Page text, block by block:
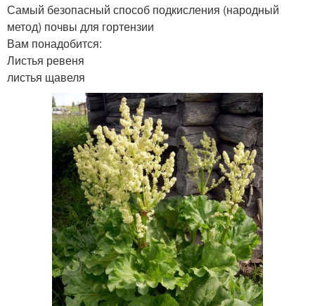
Самый безопасный способ подкисления (народный
метод) почвы для гортензии
Вам понадобится:
Листья ревеня
листья щавеля